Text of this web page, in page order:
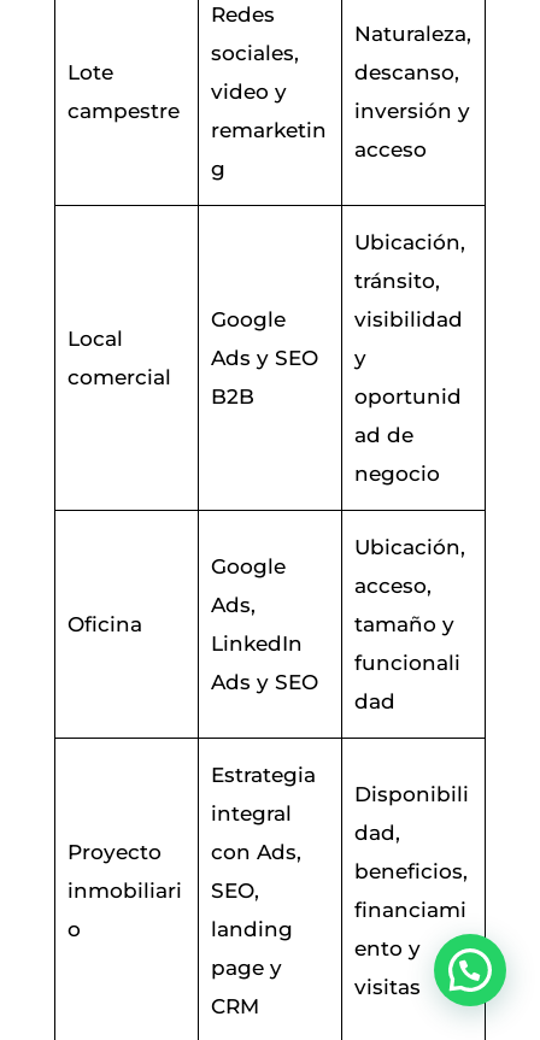
Lote
campestre
Redes
sociales,
video y
remarketin
g
Naturaleza,
descanso,
inversión y
acceso
Local
comercial
Google
Ads y SEO
B2B
Ubicación,
tránsito,
visibilidad
y
oportunid
ad de
negocio
Oficina
Google
Ads,
LinkedIn
Ads y SEO
Ubicación,
acceso,
tamaño y
funcionali
dad
Proyecto
inmobiliari
o
Estrategia
integral
con Ads,
SEO,
landing
page y
CRM
Disponibili
dad,
beneficios,
financiami
ento y
visitas